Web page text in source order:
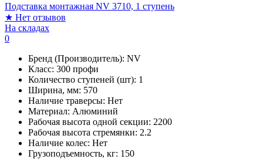
Подставка монтажная NV 3710, 1 ступень
★ Нет отзывов
На складах
0
Бренд (Производитель): NV
Класс: 300 профи
Количество ступеней (шт): 1
Ширина, мм: 570
Наличие траверсы: Нет
Материал: Алюминий
Рабочая высота одной секции: 2200
Рабочая высота стремянки: 2.2
Наличие колес: Нет
Грузоподъемность, кг: 150